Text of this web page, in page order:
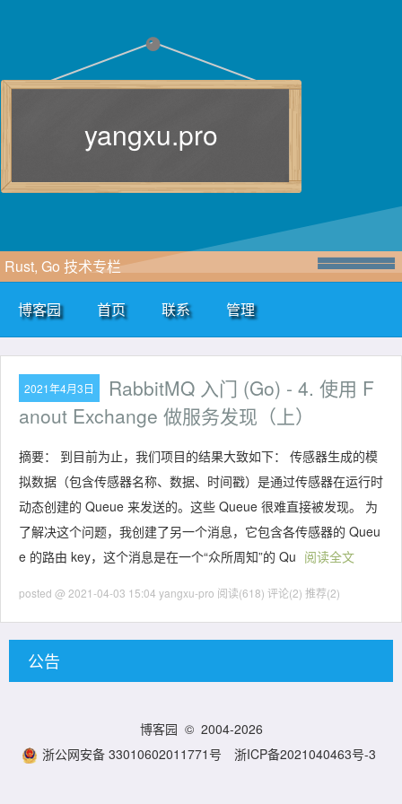
yangxu.pro
Rust, Go 技术专栏
博客园 首页 联系 管理
2021年4月3日
RabbitMQ 入门 (Go) - 4. 使用 F
anout Exchange 做服务发现（上）
摘要： 到目前为止，我们项目的结果大致如下： 传感器生成的模
拟数据（包含传感器名称、数据、时间戳）是通过传感器在运行时
动态创建的 Queue 来发送的。这些 Queue 很难直接被发现。 为
了解决这个问题，我创建了另一个消息，它包含各传感器的 Queu
e 的路由 key，这个消息是在一个“众所周知”的 Qu 阅读全文
posted @ 2021-04-03 15:04 yangxu-pro 阅读(618) 评论(2) 推荐(2)
公告
博客园 © 2004-2026
浙公网安备 33010602011771号
浙ICP备2021040463号-3